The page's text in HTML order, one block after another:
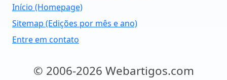
Início (Homepage)
Sitemap (Edições por mês e ano)
Entre em contato
© 2006-2026 Webartigos.com